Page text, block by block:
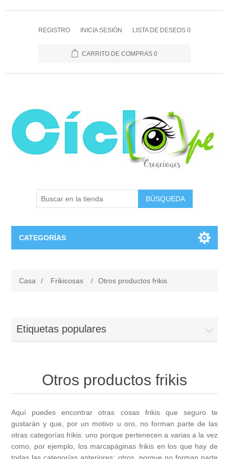
REGISTRO INICIA SESIÓN LISTA DE DESEOS 0
CARRITO DE COMPRAS 0
BÚSQUEDA
CATEGORÍAS
Vinilos para tod@s
Fundas
Bolsas y bolsos
Marcapáginas
Para los Novios
Regalos para Invitados
Para Invitados Especiales
Caja de Luz Enamorados
Grabado
Copas de cava
Jarras de cerveza
Vasos de Cerveza
Complementos Bebés
Carteles de puerta
Bodies
Caja de luz Personalizada
Imanes
Frikicosas
Harry Potter
Juegos
Casa / Frikicosas / Otros productos frikis
Etiquetas populares
Otros productos frikis
Aquí puedes encontrar otras cosas frikis que seguro te
gustarán y que, por un motivo u oro, no forman parte de las
otras categorías frikis: uno porque pertenecen a varias a la vez
como, por ejemplo, los marcapáginas frikis en los que hay de
todas las categorías anteriores; otros, porque no forman parte